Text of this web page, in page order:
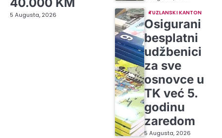
5 Augusta, 2026 TUZLANSKI KANTON
Osigurani
besplatni
udžbenici
za sve
osnovce u
TK već 5.
godinu
zaredom
5 Augusta, 2026